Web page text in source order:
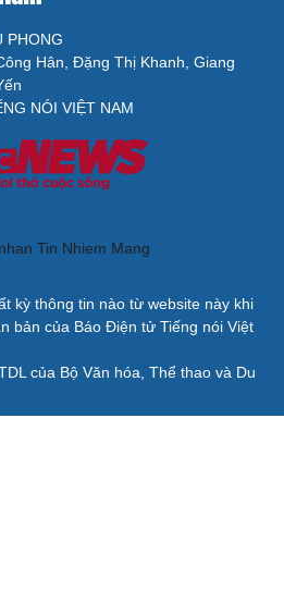
Câu chuyện thời sự
Cửa sổ tình yêu
Hạt giống tâm hồn
PHONG
Hân, Đặng Thị Khanh, Giang
NÓI VIỆT NAM
kỳ thông tin nào từ website này khi
bản của Báo Điện tử Tiếng nói Việt
của Bộ Văn hóa, Thể thao và Du